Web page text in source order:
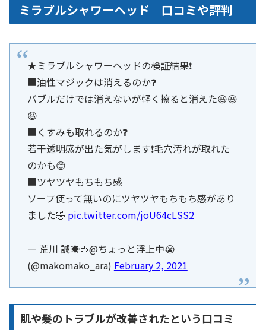
ミラブルシャワーヘッド 口コミや評判
★ミラブルシャワーヘッドの検証結果❗
■油性マジックは消えるのか❓
バブルだけでは消えないが軽く擦ると消えた😆😆
😆
■くすみも取れるのか❓
若干透明感が出た気がします❗毛穴汚れが取れた
のかも😊
■ツヤツヤもちもち感
ソープ使って無いのにツヤツヤもちもち感があり
ました🤣 pic.twitter.com/joU64cLSS2
— 荒川 誠☀🍅@ちょっと浮上中😭
(@makomako_ara) February 2, 2021
肌や髪のトラブルが改善されたという口コミ